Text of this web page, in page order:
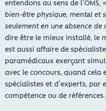
entendons au sens de l’OMS, «
bien-être physique, mental et
seulement en une absence de
dire être le mieux installé, le
est aussi affaire de
paramédicaux exerçant
avec le concours, quand cela
spécialistes et d’experts, par
compétence ou de références.